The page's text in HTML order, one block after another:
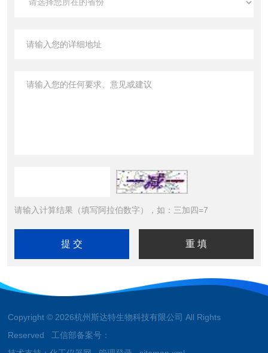
请输入计算结果（填写阿拉伯数字），如：三加四=7
Copyright © 2026杭州斯达特生物科技有限公司 All Rights
Reserved 工信部备案号：